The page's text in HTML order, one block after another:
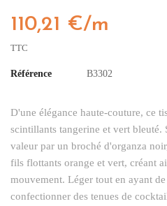
110,21 €/m
TTC
Référence B3302
D'une élégance haute-couture, ce
scintillants tangerine et vert bleuté.
valeur par un broché d'organza
fils flottants orange et vert, créant
mouvement. Léger tout en ayant
confectionner des tenues de